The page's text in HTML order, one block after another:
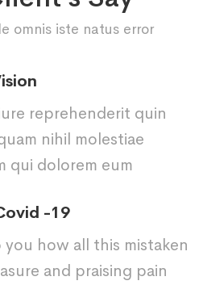
omnis iste natus error
reprehenderit quin
nihil molestiae
qui dolorem eum
-19
how all this mistaken
and praising pain